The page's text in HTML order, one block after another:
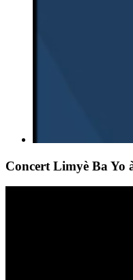
Concert Limyè Ba Yo